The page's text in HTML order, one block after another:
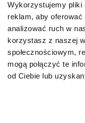
Wykorzystujemy pliki
reklam, aby oferować
analizować ruch w
korzystasz z naszej
społecznościowym,
mogą połączyć te
od Ciebie lub
Składniki
Skład analityczny
O!MEGA